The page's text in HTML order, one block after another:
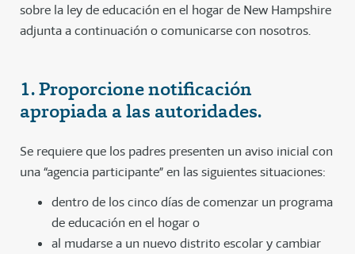
sobre la ley de educación en el hogar de New Hampshire
adjunta a continuación o comunicarse con nosotros.
1. Proporcione notificación
apropiada a las autoridades.
Se requiere que los padres presenten un aviso inicial con
una “agencia participante” en las siguientes situaciones:
dentro de los cinco días de comenzar un programa
de educación en el hogar o
al mudarse a un nuevo distrito escolar y cambiar